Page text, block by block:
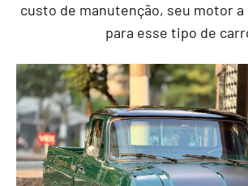
custo de manutenção, seu motor a
para esse tipo de